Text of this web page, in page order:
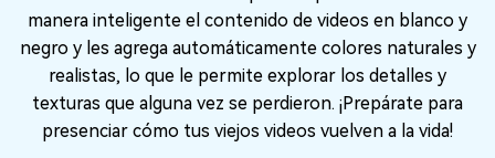
manera inteligente el contenido de videos en blanco y
negro y les agrega automáticamente colores naturales y
realistas, lo que le permite explorar los detalles y
texturas que alguna vez se perdieron. ¡Prepárate para
presenciar cómo tus viejos videos vuelven a la vida!